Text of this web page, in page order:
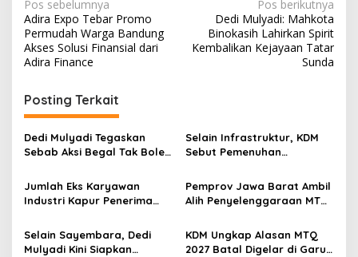
N
a
v
g
a
s
p
o
s
Pos sebelumnya
Adira Expo Tebar Promo
Permudah Warga Bandung
Akses Solusi Finansial dari
Adira Finance
Pos berikutnya
Dedi Mulyadi: Mahkota
Binokasih Lahirkan Spirit
Kembalikan Kejayaan Tatar
Sunda
Posting Terkait
Dedi Mulyadi Tegaskan
Sebab Aksi Begal Tak Boleh
Ekonomi
Selain Infrastruktur, KDM
Sebut Pemenuhan
Masyarakat Jadi Fokus
APBD Jabar 2027
Jumlah Eks Karyawan
Industri Kapur Penerima
Bertambah, KDM: Kita
Identifikasi
Pemprov Jawa Barat Ambil
Alih Penyelenggaraan MTQ
Jadi Tuan Rumah
Selain Sayembara, Dedi
Mulyadi Kini Siapkan
KDM Ungkap Alasan MTQ
2027 Batal Digelar di Garut,